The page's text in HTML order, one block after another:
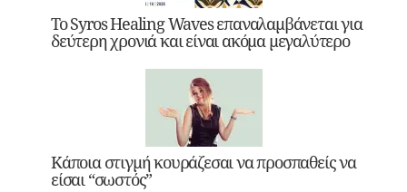
Το Syros Healing Waves επαναλαμβάνεται για
δεύτερη χρονιά και είναι ακόμα μεγαλύτερο
Κάποια στιγμή κουράζεσαι να προσπαθείς να
είσαι “σωστός”